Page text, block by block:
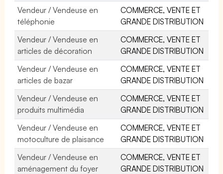
Vendeur / Vendeuse en
téléphonie
COMMERCE, VENTE ET
GRANDE DISTRIBUTION
Vendeur / Vendeuse en
articles de décoration
COMMERCE, VENTE ET
GRANDE DISTRIBUTION
Vendeur / Vendeuse en
articles de bazar
COMMERCE, VENTE ET
GRANDE DISTRIBUTION
Vendeur / Vendeuse en
produits multimédia
COMMERCE, VENTE ET
GRANDE DISTRIBUTION
Vendeur / Vendeuse en
motoculture de plaisance
COMMERCE, VENTE ET
GRANDE DISTRIBUTION
Vendeur / Vendeuse en
aménagement du foyer
COMMERCE, VENTE ET
GRANDE DISTRIBUTION